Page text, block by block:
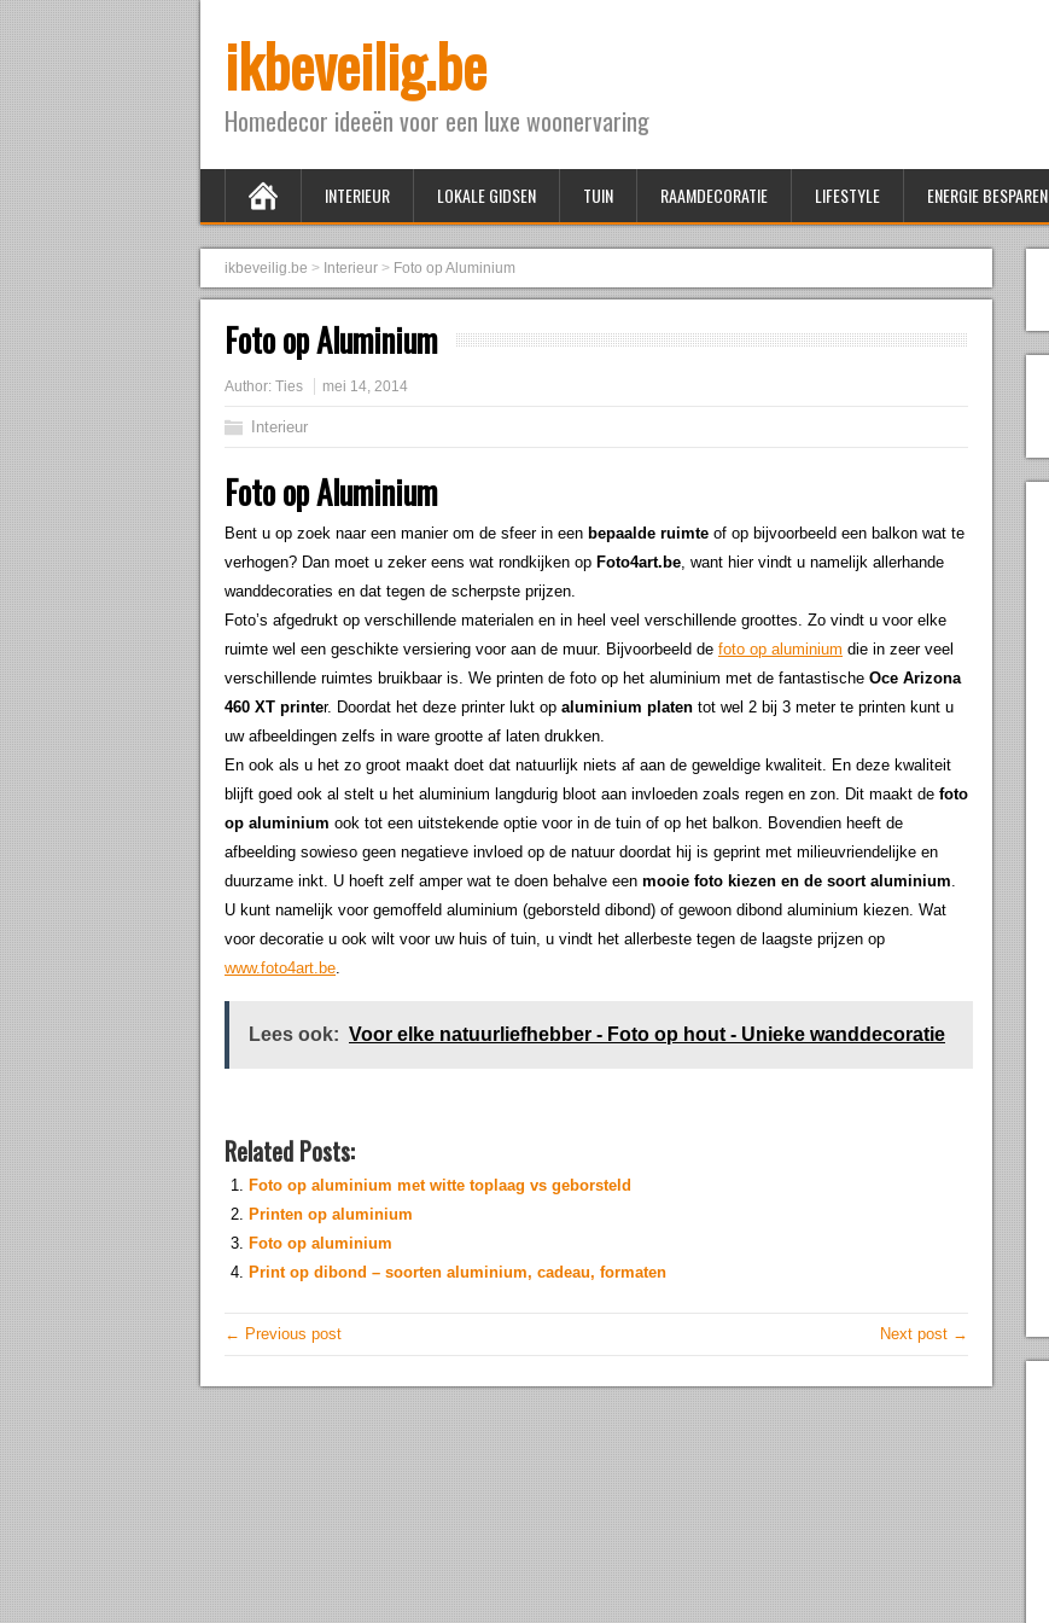
ikbeveilig.be
Homedecor ideeën voor een luxe woonervaring
INTERIEUR LOKALE GIDSEN TUIN RAAMDECORATIE LIFESTYLE ENERGIE BESPAREN
ikbeveilig.be > Interieur > Foto op Aluminium
Foto op Aluminium
Author: Ties mei 14, 2014
Interieur
Foto op Aluminium
Bent u op zoek naar een manier om de sfeer in een bepaalde ruimte of op bijvoorbeeld een balkon wat te
verhogen? Dan moet u zeker eens wat rondkijken op Foto4art.be, want hier vindt u namelijk allerhande
wanddecoraties en dat tegen de scherpste prijzen.
Foto’s afgedrukt op verschillende materialen en in heel veel verschillende groottes. Zo vindt u voor elke
ruimte wel een geschikte versiering voor aan de muur. Bijvoorbeeld de foto op aluminium die in zeer veel
verschillende ruimtes bruikbaar is. We printen de foto op het aluminium met de fantastische Oce Arizona
460 XT printer. Doordat het deze printer lukt op aluminium platen tot wel 2 bij 3 meter te printen kunt u
uw afbeeldingen zelfs in ware grootte af laten drukken.
En ook als u het zo groot maakt doet dat natuurlijk niets af aan de geweldige kwaliteit. En deze kwaliteit
blijft goed ook al stelt u het aluminium langdurig bloot aan invloeden zoals regen en zon. Dit maakt de foto
op aluminium ook tot een uitstekende optie voor in de tuin of op het balkon. Bovendien heeft de
afbeelding sowieso geen negatieve invloed op de natuur doordat hij is geprint met milieuvriendelijke en
duurzame inkt. U hoeft zelf amper wat te doen behalve een mooie foto kiezen en de soort aluminium.
U kunt namelijk voor gemoffeld aluminium (geborsteld dibond) of gewoon dibond aluminium kiezen. Wat
voor decoratie u ook wilt voor uw huis of tuin, u vindt het allerbeste tegen de laagste prijzen op
www.foto4art.be.
Lees ook: Voor elke natuurliefhebber - Foto op hout - Unieke wanddecoratie
Related Posts:
Foto op aluminium met witte toplaag vs geborsteld
Printen op aluminium
Foto op aluminium
Print op dibond – soorten aluminium, cadeau, formaten
← Previous post Next post →